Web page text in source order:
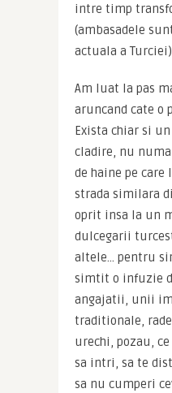
intre timp
(ambasadele
actuala a
Am luat la pas
aruncand cate o
Exista chiar si
cladire, nu
de haine pe care
strada similara
oprit insa la un
dulcegarii
altele… pentru
simtit o infuzie
angajatii, unii
traditionale,
urechi, pozau,
sa intri, sa te
sa nu cumperi